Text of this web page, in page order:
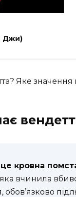
Джи)
Яке значення
кровна
вчинила
обов’язково